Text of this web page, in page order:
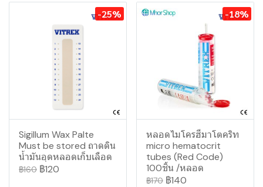
-25%
Sigillum Wax Palte
Must be stored ถาดดิน
น้ำมันอุดหลอดเก็บเลือด
฿160 ฿120
-18%
หลอดไมโครฮีมาโตคริท
micro hematocrit
tubes (Red Code)
100ชิ้น /หลอด
฿170 ฿140